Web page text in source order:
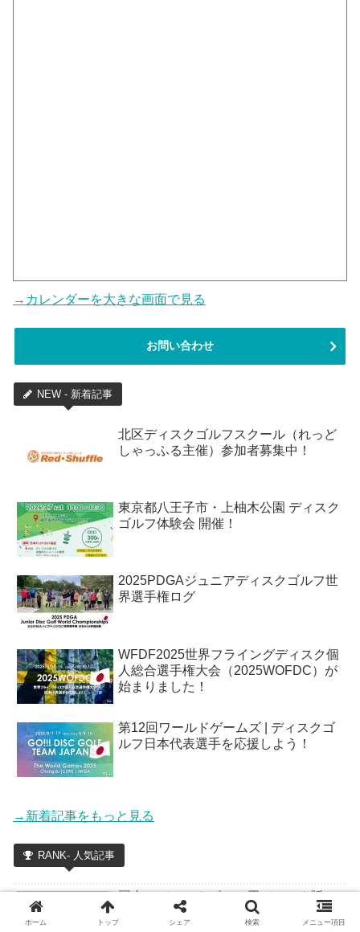
→カレンダーを大きな画面で見る
お問い合わせ
NEW - 新着記事
北区ディスクゴルフスクール（れっど
しゃっふる主催）参加者募集中！
東京都八王子市・上柚木公園 ディスク
ゴルフ体験会 開催！
2025PDGAジュニアディスクゴルフ世
界選手権ログ
WFDF2025世界フライングディスク個
人総合選手権大会（2025WOFDC）が
始まりました！
第12回ワールドゲームズ | ディスクゴ
ルフ日本代表選手を応援しよう！
→新着記事をもっと見る
RANK- 人気記事
国内のディスクゴルフ用ディスク販
ホーム トップ シェア 検索 メニュー項目